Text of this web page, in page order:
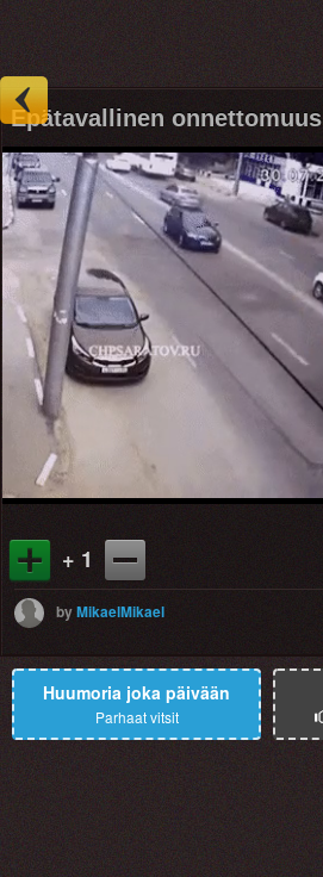
Epätavallinen onnettomuus
+ 1
byMikaelMikael
Huumoria joka päivään
Parhaat vitsit